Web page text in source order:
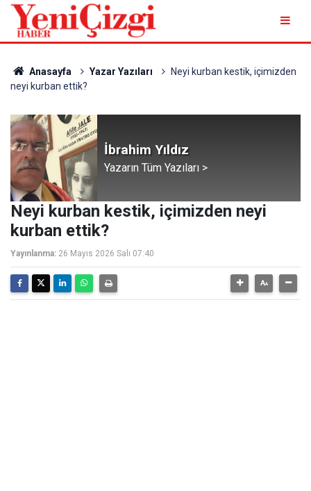
Anasayfa Yazar Yazıları
Neyi kurban kestik, içimizden
neyi kurban ettik?
İbrahim Yıldız
Yazarın Tüm Yazıları >
Neyi kurban kestik, içimizden neyi
kurban ettik?
Yayınlanma: 26 Mayıs 2026 Salı 07:40